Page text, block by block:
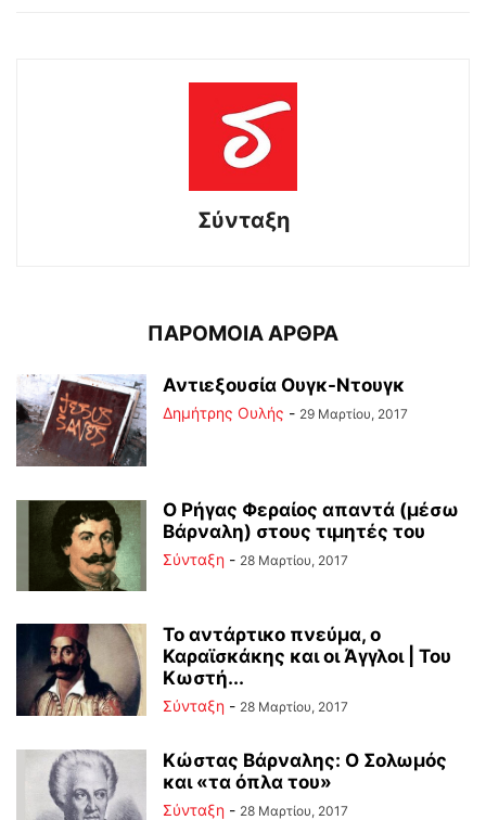
Σύνταξη
ΠΑΡΟΜΟΙΑ ΑΡΘΡΑ
Αντιεξουσία Ουγκ-Ντουγκ
Δημήτρης Ουλής - 29 Μαρτίου, 2017
Ο Ρήγας Φεραίος απαντά (μέσω
Βάρναλη) στους τιμητές του
Σύνταξη - 28 Μαρτίου, 2017
Το αντάρτικο πνεύμα, ο
Καραϊσκάκης και οι Άγγλοι | Του
Κωστή...
Σύνταξη - 28 Μαρτίου, 2017
Κώστας Βάρναλης: Ο Σολωμός
και «τα όπλα του»
Σύνταξη - 28 Μαρτίου, 2017